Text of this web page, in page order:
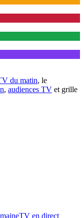
du matin, le
, audiences TV et grille
TV en direct